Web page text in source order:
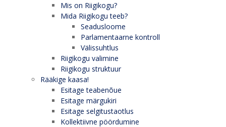
Mis on Riigikogu?
Mida Riigikogu teeb?
Seadusloome
Parlamentaarne kontroll
Välissuhtlus
Riigikogu valimine
Riigikogu struktuur
Rääkige kaasa!
Esitage teabenõue
Esitage märgukiri
Esitage selgitustaotlus
Kollektiivne pöördumine